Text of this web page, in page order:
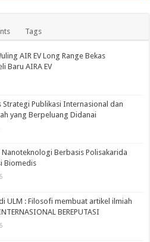
Tags
AIR EV Long Range Bekas
Baru AIRA EV
Strategi Publikasi Internasional dan
yang Berpeluang Didanai
Nanoteknologi Berbasis Polisakarida
Biomedis
ULM : Filosofi membuat artikel ilmiah
BEREPUTASI